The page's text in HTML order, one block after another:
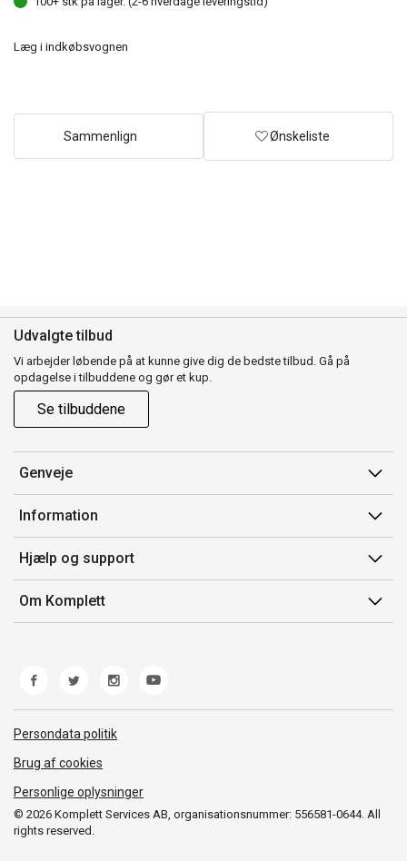
Læg i indkøbsvognen
Sammenlign Ønskeliste
Udvalgte tilbud
Vi arbejder løbende på at kunne give dig de bedste tilbud. Gå på
opdagelse i tilbuddene og gør et kup.
Se tilbuddene
Genveje
Min side
Ordrehistorik
Gavekort
Information
Salgsbetingelser
Mærker/producent
Fortrydelsesret
Hjælp og support
Kontakt os
Kundeservice
Fejl/Mangler
Fragt og levering
Om Komplett
© 2026 Komplett Services AB, organisationsnummer: 556581-0644. All
rights reserved.
Persondata politik
Brug af cookies
Personlige oplysninger